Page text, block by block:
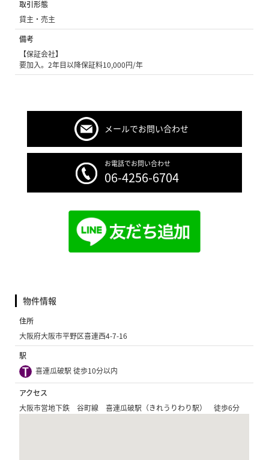
取引形態
貸主・売主
備考
【保証会社】
要加入。2年目以降保証料10,000円/年
メールでお問い合わせ
お電話でお問い合わせ
06-4256-6704
物件情報
住所
大阪府大阪市平野区喜連西4-7-16
駅
喜連瓜破駅 徒歩10分以内
アクセス
大阪市営地下鉄 谷町線 喜連瓜破駅（きれうりわり駅） 徒歩6分